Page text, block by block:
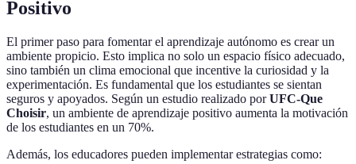
Positivo
El primer paso para fomentar el aprendizaje autónomo es crear un
ambiente propicio. Esto implica no solo un espacio físico adecuado,
sino también un clima emocional que incentive la curiosidad y la
experimentación. Es fundamental que los estudiantes se sientan
seguros y apoyados. Según un estudio realizado porUFC-Que
Choisir, un ambiente de aprendizaje positivo aumenta la motivación
de los estudiantes en un 70%.
Además, los educadores pueden implementar estrategias como: